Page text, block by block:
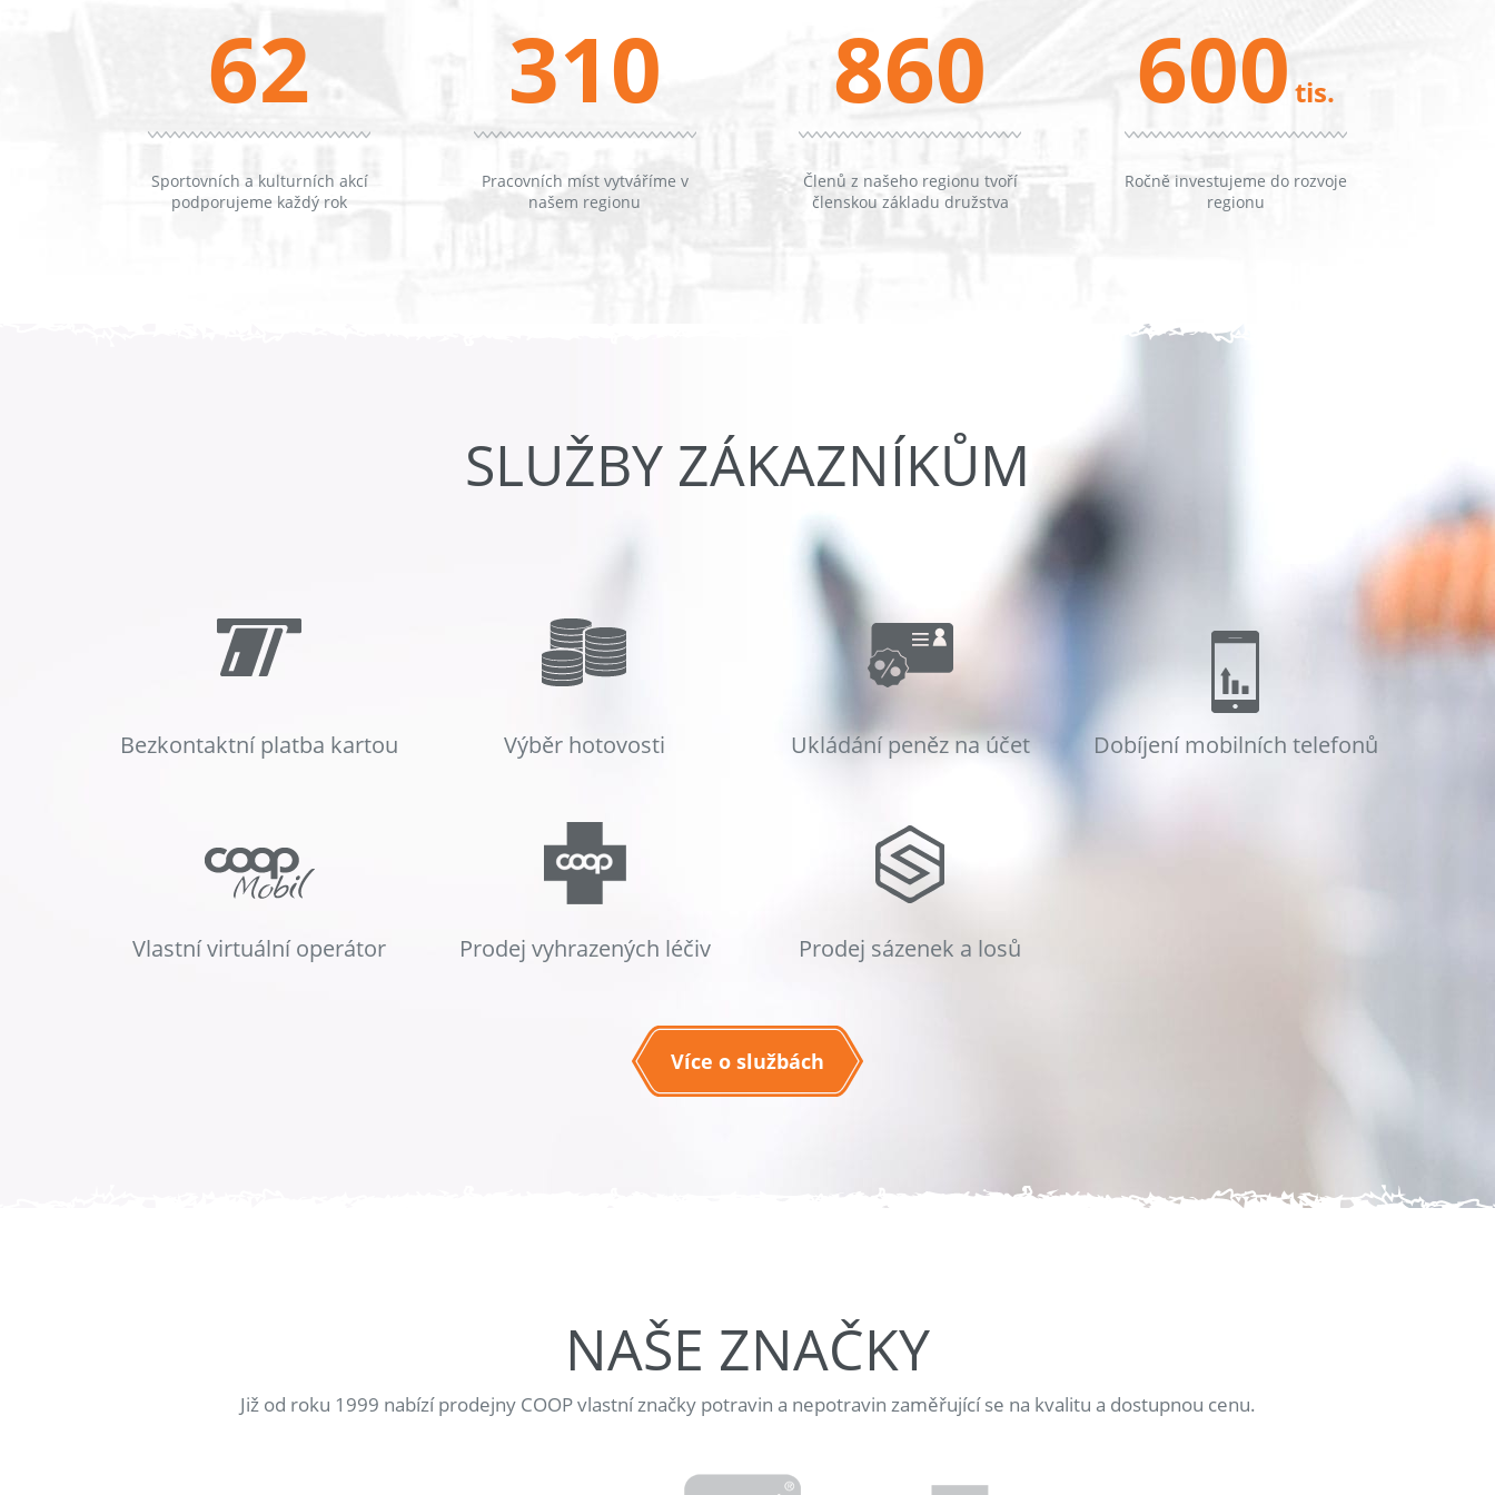
62
Sportovních a kulturních akcí
podporujeme každý rok
310
Pracovních míst vytváříme v
našem regionu
860
Členů z našeho regionu tvoří
členskou základu družstva
600 tis.
Ročně investujeme do rozvoje
regionu
SLUŽBY ZÁKAZNÍKŮM
Bezkontaktní platba kartou Výběr hotovosti Ukládání peněz na účet Dobíjení mobilních telefonů
Vlastní virtuální operátor Prodej vyhrazených léčiv Prodej sázenek a losů
Více o službách
NAŠE ZNAČKY
Již od roku 1999 nabízí prodejny COOP vlastní značky potravin a nepotravin zaměřující se na kvalitu a dostupnou cenu.